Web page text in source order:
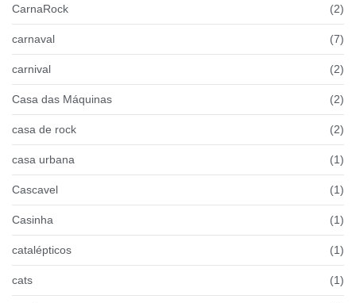
CarnaRock (2)
carnaval (7)
carnival (2)
Casa das Máquinas (2)
casa de rock (2)
casa urbana (1)
Cascavel (1)
Casinha (1)
catalépticos (1)
cats (1)